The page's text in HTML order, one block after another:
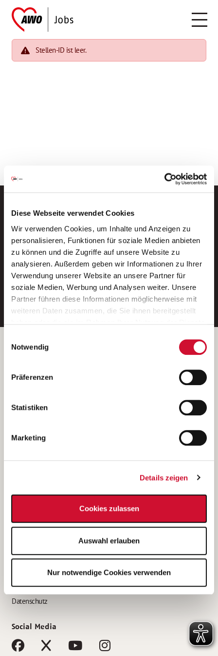
Diese Webseite verwendet Cookies
Wir verwenden Cookies, um Inhalte und Anzeigen zu
personalisieren, Funktionen für soziale Medien anbieten
zu können und die Zugriffe auf unsere Website zu
analysieren. Außerdem geben wir Informationen zu Ihrer
Verwendung unserer Website an unsere Partner für
soziale Medien, Werbung und Analysen weiter. Unsere
Partner führen diese Informationen möglicherweise mit
weiteren Daten zusammen, die Sie ihnen bereitgestellt
Wenn Sie auf „Cookies zulassen“ klicken, so stimmen
Sie der Speicherung sämtlicher Cookies zu. Sie können
Ihre Einwilligung selbstverständlich jederzeit widerrufen,
indem Sie die Cookie-Einstellungen aufrufen und diese
unsererDatenschutzerklärung
Notwendig
Präferenzen
Statistiken
Marketing
Details zeigen
Cookies zulassen
Auswahl erlauben
Nur notwendige Cookies verwenden
Stellen-ID ist leer.
Neue Stellen per E-Mail.
Ein kostenloser Service von AWO
Jobs.
E-Mail-Adresse eintragen
Betreiber der Webseite
Kantstraße 45a
(Ein Tochterunternehmen des AWO Bezirksverbandes Unterfranken
e.V.)
Bewerbung als Altenpflegehelfer*in
Bewerbung als Erzieher*in
AWO Gliederungen nach Bundesland
Impressum
Datenschutz
Social Media